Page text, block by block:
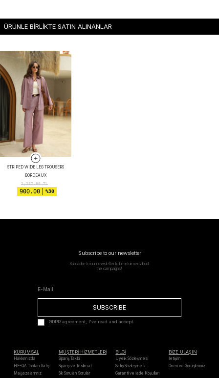
ÜRÜNLE BİRLİKTE SATIN ALINANLAR
STRIPED WIDE LEG TROUSERS
BORDEAUX
1,287.90TL
900.00 %30
Subscribe to our newsletter
Subscribe to our newsletter to be informed about
the campaigns!
SUBSCRIBE
GDPR agreement, I've read and accept.
KURUMSAL
Hakkımızda
HE-QA Toptan Satış
Mağazalarımız
MÜŞTERİ HİZMETLERİ
Sipariş Takibi
Sipariş ve Teslimat
Sık Sorulan Sorular
BİLGİ
Üyelik Sözleşmesi
Satış Sözleşmesi
Garanti ve İade Koşulları
BİZE ULAŞIN
İletişim
Öneri ve Görüşleriniz